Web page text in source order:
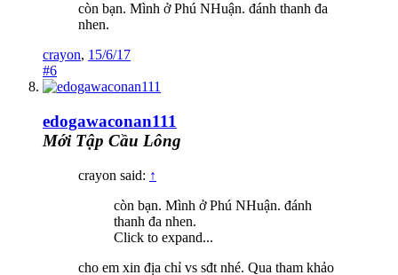
còn bạn. Mình ở Phú NHuận. đánh thanh đa
nhen.
crayon, 15/6/17
#6
edogawaconan111
Mới Tập Cầu Lông
crayon said: ↑
còn bạn. Mình ở Phú NHuận. đánh
thanh đa nhen.
Click to expand...
cho em xin địa chỉ vs sđt nhé. Qua tham khảo